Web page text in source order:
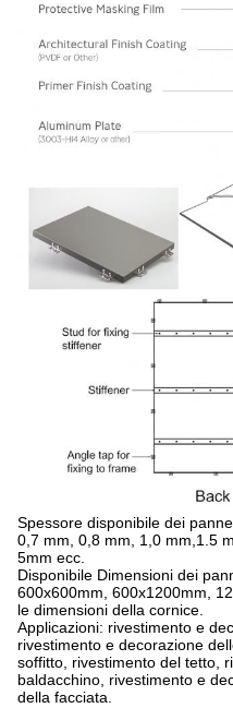
Spessore disponibile dei
0,7 mm, 0,8 mm, 1,0 mm,1.5
5mm ecc.
Disponibile Dimensioni dei
600x600mm, 600x1200mm,
le dimensioni della cornice.
Applicazioni: rivestimento e
rivestimento e decorazione
soffitto, rivestimento del tetto,
baldacchino, rivestimento e
della facciata.